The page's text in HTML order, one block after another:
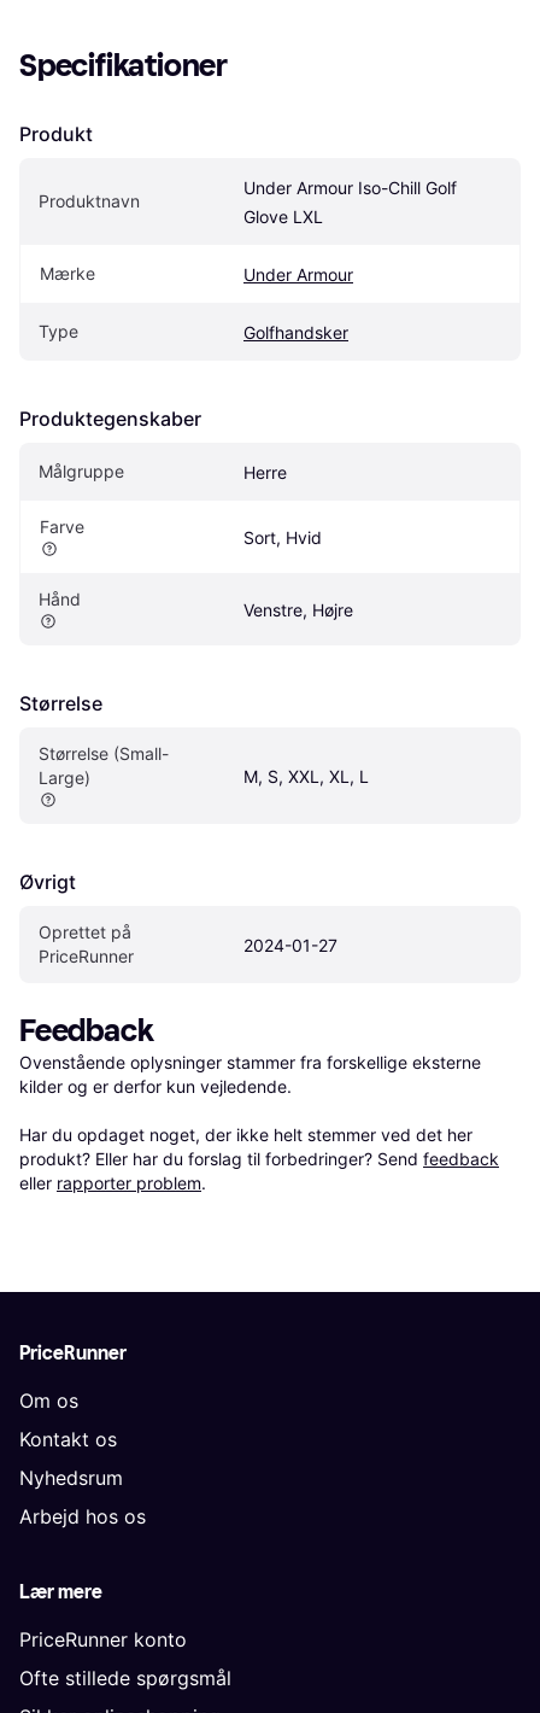
Specifikationer
Produkt
Produktnavn
Under Armour Iso-Chill Golf
Glove LXL
Mærke Under Armour
Type Golfhandsker
Produktegenskaber
Målgruppe Herre
Farve
Sort, Hvid
Hånd
Venstre, Højre
Størrelse
Størrelse (Small-
Large)
M, S, XXL, XL, L
Øvrigt
Oprettet på
PriceRunner
2024-01-27
Feedback
Ovenstående oplysninger stammer fra forskellige eksterne
kilder og er derfor kun vejledende.
Har du opdaget noget, der ikke helt stemmer ved det her
produkt? Eller har du forslag til forbedringer? Send feedback
eller rapporter problem.
PriceRunner
Om os
Kontakt os
Nyhedsrum
Arbejd hos os
Lær mere
PriceRunner konto
Ofte stillede spørgsmål